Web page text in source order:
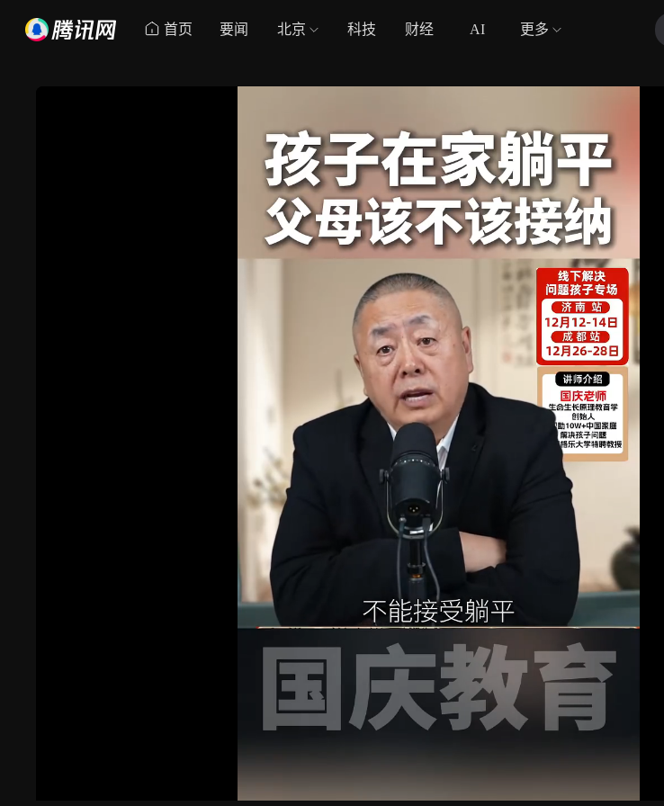
首页 要闻 北京 科技 财经 AI 更多